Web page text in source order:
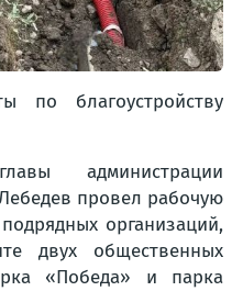
по благоустройству
администрации
провел рабочую
организаций,
двух общественных
«Победа» и парка